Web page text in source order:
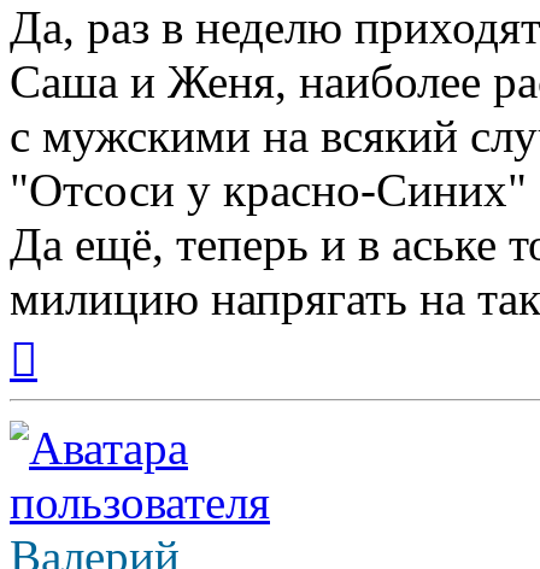
Да, раз в неделю
Саша и Женя, наиболее
с мужскими на всякий
"Отсоси у красно-
Да ещё, теперь и в аське
милицию напрягать на
началу
Валерий